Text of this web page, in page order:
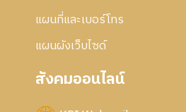
แผนที่และเบอร์โทร
แผนผังเว็บไซด์
สังคมออนไลน์